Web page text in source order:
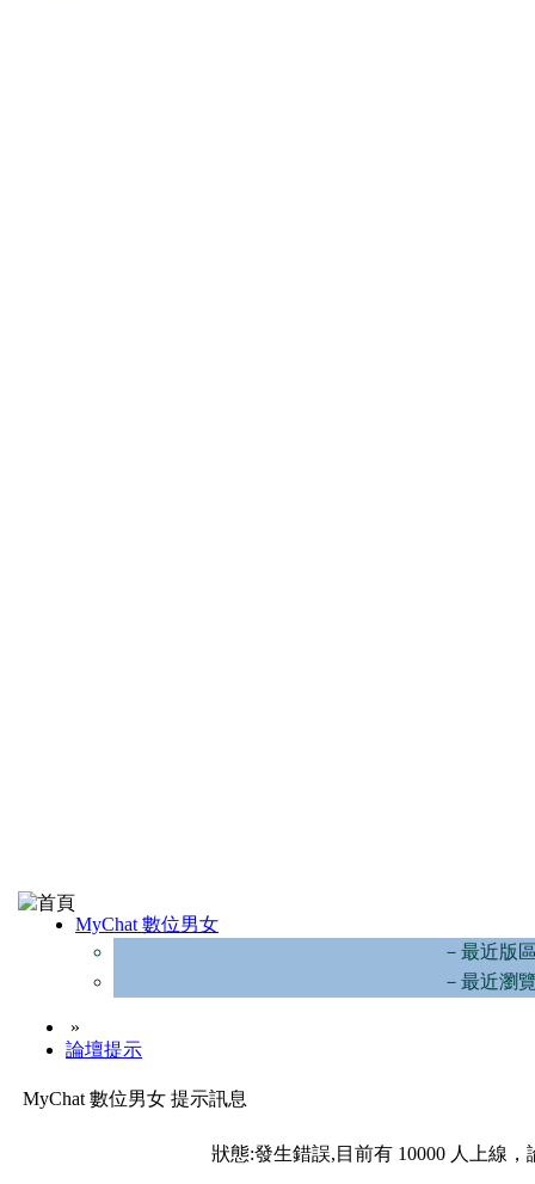
MyChat 數位男女
－最近版
－最近瀏
»
論壇提示
MyChat 數位男女 提示訊息
狀態:發生錯誤,目前有 10000 人上線